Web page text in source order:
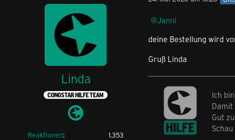
Linda
CONGSTAR HILFE TEAM
Reaktionen
1.353
Janni
deine Bestellung wird
Gruß Linda
Ich
Gut